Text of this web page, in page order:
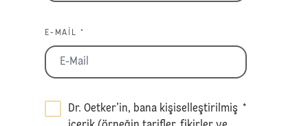
E-MAIL *
Dr. Oetker’in, bana kişiselleştirilmiş *